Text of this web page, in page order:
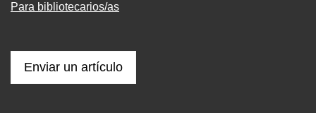
Para bibliotecarios/as
Enviar un artículo